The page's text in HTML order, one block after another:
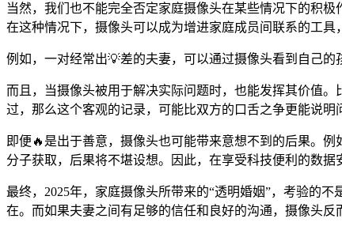
当然，我们也不能完全否定家庭摄像头在某些情况下的积
在这种情况下，摄像头可以成为增进家庭成员间联系的工具
例如，一对经常出💡差的夫妻，可以通过摄像头看到自己
而且，当摄像头被用于解决实际问题时，也能发挥其价值
过，那么这个客观的记录，可能比双方的口舌之争更能说
即便🔥是出于善意，摄像头也可能带来意想不到的后果。
分子获取，后果将不堪设想。因此，在享受科技便利的数
最终，2025年，家庭摄像头所带来的“透明婚姻”，考验的
在。而如果夫妻之间有足够的信任和良好的沟通，摄像头反